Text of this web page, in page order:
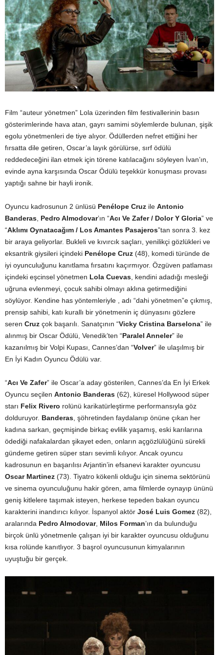
Film “auteur yönetmen” Lola üzerinden film festivallerinin basın
gösterimlerinde hava atan, gayrı samimi söylemlerde bulunan, şişik
egolu yönetmenleri de tiye alıyor. Ödüllerden nefret ettiğini her
fırsatta dile getiren, Oscar’a layık görülürse, sırf ödülü
reddedeceğini ilan etmek için törene katılacağını söyleyen İvan’ın,
evinde ayna karşısında Oscar Ödülü teşekkür konuşması provası
yaptığı sahne bir hayli ironik.
Oyuncu kadrosunun 2 ünlüsü Penélope Cruz ile Antonio
Banderas Pedro Almodovar’ın “Acı Ve Zafer / Dolor Y Gloria” ve
“Aklımı Oynatacağım / Los Amantes Pasajeros”tan sonra 3. kez
bir araya geliyorlar. Bukleli ve kıvırcık saçları, yenilikçi gözlükleri ve
eksantrik giysileri içindeki Penélope Cruz (48), komedi türünde de
iyi oyunculuğunu kanıtlama fırsatını kaçırmıyor. Özgüven patlaması
içindeki eşcinsel yönetmen Lola Cuevas , kendini adadığı mesleği
uğruna evlenmeyi, çocuk sahibi olmayı aklına getirmediğini
söylüyor. Kendine has yöntemleriyle , adı “dahi yönetmen”e çıkmış,
prensip sahibi, katı kurallı bir yönetmenin iç dünyasını gözlere
seren Cruz çok başarılı. Sanatçının “Vicky Cristina Barselona” ile
alınmış bir Oscar Ödülü, Venedik’ten “Paralel Anneler” ile
kazanılmış bir Volpi Kupası, Cannes’dan “Volver” ile ulaşılmış bir
En İyi Kadın Oyuncu Ödülü var.
“Acı Ve Zafer” ile Oscar’a aday gösterilen, Cannes’da En İyi Erkek
Oyuncu seçilen Antonio Banderas (62), küresel Hollywood süper
starı Felix Rivero rolünü karikatürleştirme performansıyla göz
dolduruyor. Banderas , şöhretinden faydalanıp önüne çıkan her
kadına sarkan, geçmişinde birkaç evlilik yaşamış, eski karılarına
ödediği nafakalardan şikayet eden, onların açgözlülüğünü sürekli
gündeme getiren süper starı sevimli kılıyor. Ancak oyuncu
kadrosunun en başarılısı Arjantin’in efsanevi karakter oyuncusu
Oscar Martinez (73). Tiyatro kökenli olduğu için sinema sektörünü
ve sinema oyunculuğunu hakir gören, ama filmlerde oynayıp ününü
geniş kitlelere taşımak isteyen, herkese tepeden bakan oyuncu
karakterini inandırıcı kılıyor. İspanyol aktör José Luis Gomez (82),
aralarında Pedro Almodovar, Milos Forman’ın da bulunduğu
birçok ünlü yönetmenle çalışan iyi bir karakter oyuncusu olduğunu
kısa rolünde kanıtlıyor. 3 başrol oyuncusunun kimyalarının
uyuştuğu bir gerçek.